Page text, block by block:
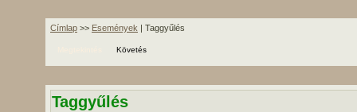
Címlap >> Események | Taggyűlés
Követés
Taggyűlés